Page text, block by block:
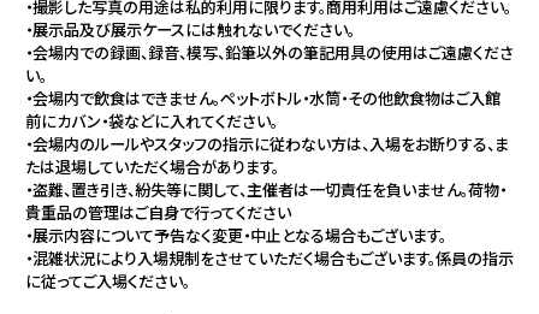
・撮影した写真の用途は私的利用に限ります。商用利用はご遠慮ください。
・展示品及び展示ケースには触れないでください。
・会場内での録画、録音、模写、鉛筆以外の筆記用具の使用はご遠慮くださ
い。
・会場内で飲食はできません。ペットボトル・水筒・その他飲食物はご入館
前にカバン・袋などに入れてください。
・会場内のルールやスタッフの指示に従わない方は、入場をお断りする、ま
たは退場していただく場合があります。
・盗難、置き引き、紛失等に関して、主催者は一切責任を負いません。荷物・
貴重品の管理はご自身で行ってください
・展示内容について予告なく変更・中止となる場合もございます。
・混雑状況により入場規制をさせていただく場合もございます。係員の指示
に従ってご入場ください。